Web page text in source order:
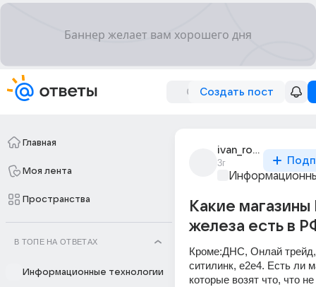
Создать пост
Главная
Моя лента
Пространства
В ТОПЕ НА ОТВЕТАХ
Информационные технологии
ivan_romanov_3294
3г
Какие магазины
железа есть в
Кроме:ДНС, Онлай
ситилинк, е2е4. Есть ли
которые возят что, что не